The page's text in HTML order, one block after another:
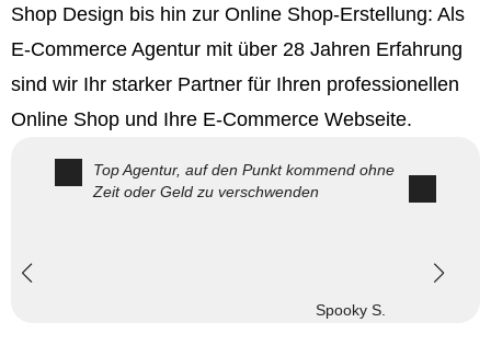
Shop Design bis hin zur Online Shop-Erstellung: Als
E-Commerce Agentur mit über 28 Jahren Erfahrung
sind wir Ihr starker Partner für Ihren professionellen
Online Shop und Ihre E-Commerce Webseite.
Top Agentur, auf den Punkt kommend ohne
Zeit oder Geld zu verschwenden
Spooky S.